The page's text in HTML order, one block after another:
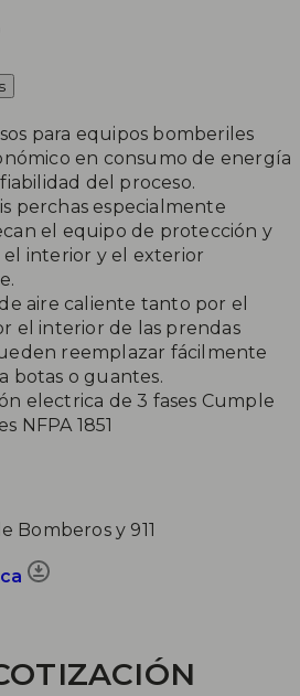
para equipos bomberiles
en consumo de energía
del proceso.
perchas especialmente
el equipo de protección y
el interior y el exterior
aire caliente tanto por el
el interior de las prendas
reemplazar fácilmente
botas o guantes.
electrica de 3 fases Cumple
NFPA 1851
Bomberos y 911